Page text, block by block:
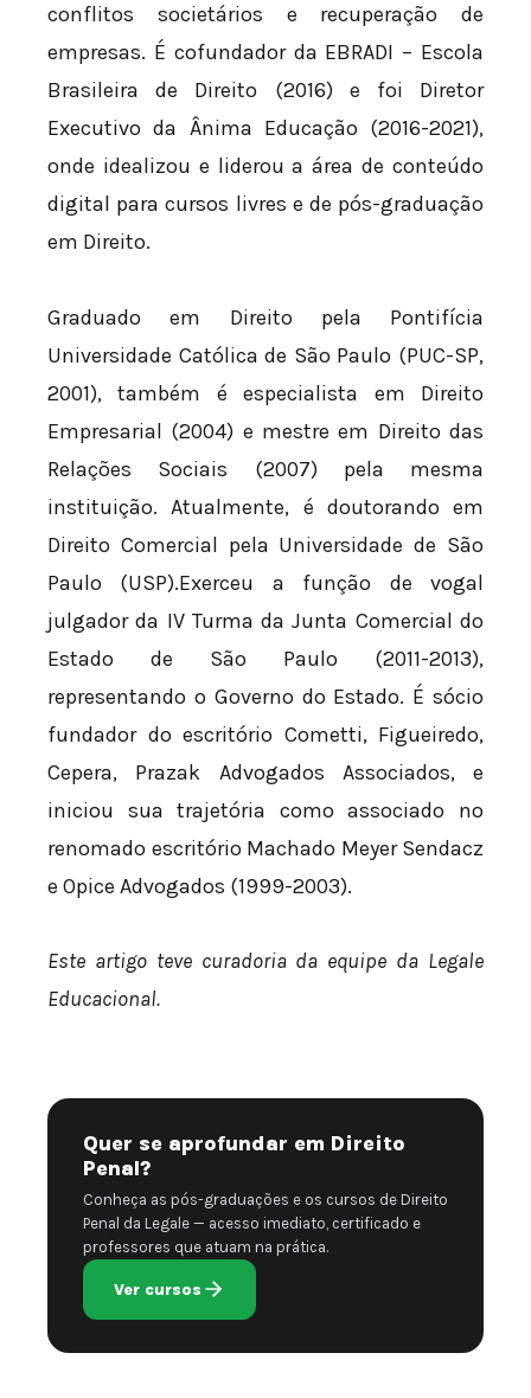
conflitos societários e recuperação de
empresas. É cofundador da EBRADI – Escola
Brasileira de Direito (2016) e foi Diretor
Executivo da Ânima Educação (2016-2021),
onde idealizou e liderou a área de conteúdo
digital para cursos livres e de pós-graduação
em Direito.
Graduado em Direito pela Pontifícia
Universidade Católica de São Paulo (PUC-SP,
2001), também é especialista em Direito
Empresarial (2004) e mestre em Direito das
Relações Sociais (2007) pela mesma
instituição. Atualmente, é doutorando em
Direito Comercial pela Universidade de São
Paulo (USP).Exerceu a função de vogal
julgador da IV Turma da Junta Comercial do
Estado de São Paulo (2011-2013),
representando o Governo do Estado. É sócio
fundador do escritório Cometti, Figueiredo,
Cepera, Prazak Advogados Associados, e
iniciou sua trajetória como associado no
renomado escritório Machado Meyer Sendacz
e Opice Advogados (1999-2003).
Este artigo teve curadoria da equipe da Legale
Educacional.
Quer se aprofundar em Direito
Penal?
Conheça as pós-graduações e os cursos de Direito
Penal da Legale — acesso imediato, certificado e
professores que atuam na prática.
Ver cursos